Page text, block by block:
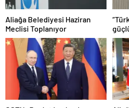
Aliağa Belediyesi Haziran
Meclisi Toplanıyor
şart”